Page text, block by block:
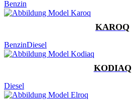
Benzin
KAROQ
BenzinDiesel
KODIAQ
Diesel